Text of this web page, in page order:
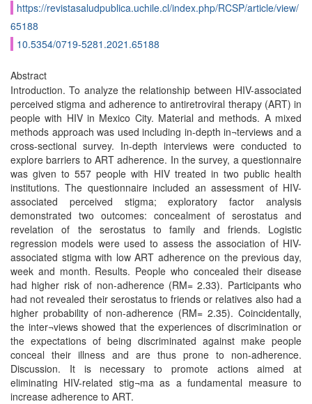
https://revistasaludpublica.uchile.cl/index.php/RCSP/article/view/
65188
10.5354/0719-5281.2021.65188
Abstract
Introduction. To analyze the relationship between HIV-associated
perceived stigma and adherence to antiretroviral therapy (ART) in
people with HIV in Mexico City. Material and methods. A mixed
methods approach was used including in-depth in¬terviews and a
cross-sectional survey. In-depth interviews were conducted to
explore barriers to ART adherence. In the survey, a questionnaire
was given to 557 people with HIV treated in two public health
institutions. The questionnaire included an assessment of HIV-
associated perceived stigma; exploratory factor analysis
demonstrated two outcomes: concealment of serostatus and
revelation of the serostatus to family and friends. Logistic
regression models were used to assess the association of HIV-
associated stigma with low ART adherence on the previous day,
week and month. Results. People who concealed their disease
had higher risk of non-adherence (RM= 2.33). Participants who
had not revealed their serostatus to friends or relatives also had a
higher probability of non-adherence (RM= 2.35). Coincidentally,
the inter¬views showed that the experiences of discrimination or
the expectations of being discriminated against make people
conceal their illness and are thus prone to non-adherence.
Discussion. It is necessary to promote actions aimed at
eliminating HIV-related stig¬ma as a fundamental measure to
increase adherence to ART.